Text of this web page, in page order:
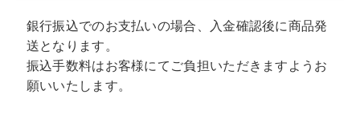
銀行振込でのお支払いの場合、入金確認後に商品発
送となります。
振込手数料はお客様にてご負担いただきますようお
願いいたします。